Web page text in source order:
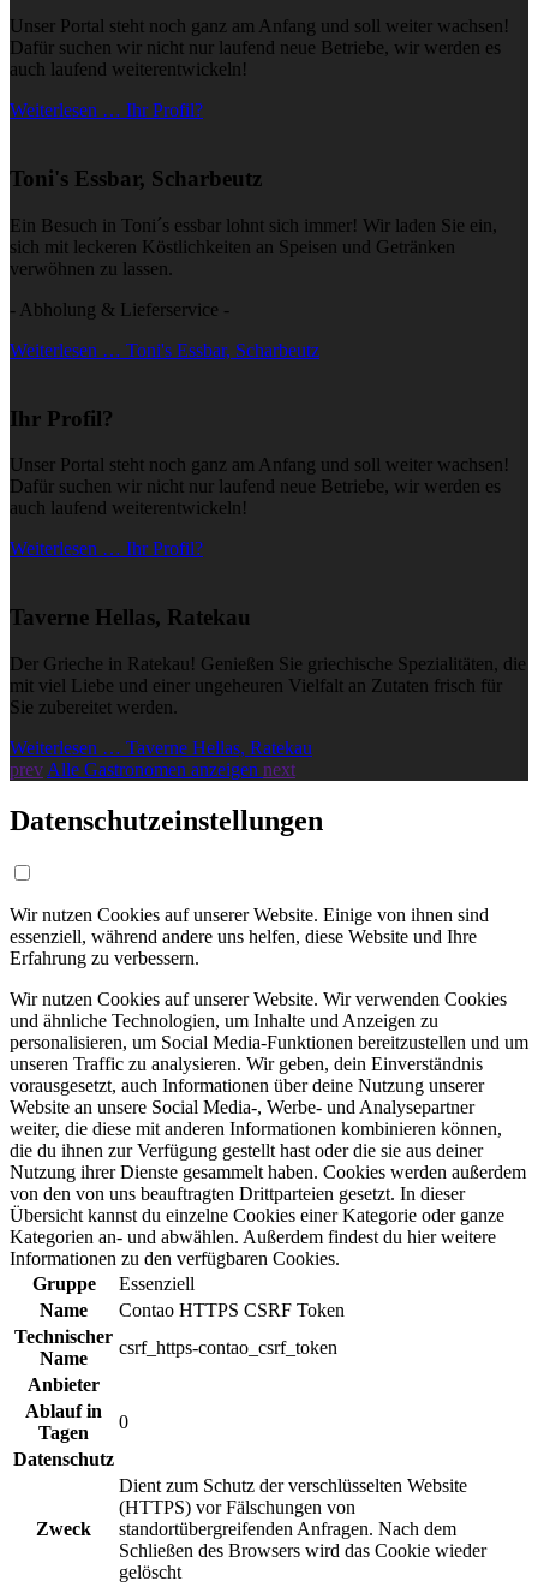
Unser Portal steht noch ganz am Anfang und soll weiter wachsen!
Dafür suchen wir nicht nur laufend neue Betriebe, wir werden es
auch laufend weiterentwickeln!
Weiterlesen … Ihr Profil?
Toni's Essbar, Scharbeutz
Ein Besuch in Toni´s essbar lohnt sich immer! Wir laden Sie ein,
sich mit leckeren Köstlichkeiten an Speisen und Getränken
verwöhnen zu lassen.
- Abholung & Lieferservice -
Weiterlesen … Toni's Essbar, Scharbeutz
Ihr Profil?
Unser Portal steht noch ganz am Anfang und soll weiter wachsen!
Dafür suchen wir nicht nur laufend neue Betriebe, wir werden es
auch laufend weiterentwickeln!
Weiterlesen … Ihr Profil?
Taverne Hellas, Ratekau
Der Grieche in Ratekau! Genießen Sie griechische Spezialitäten, die
mit viel Liebe und einer ungeheuren Vielfalt an Zutaten frisch für
Sie zubereitet werden.
Weiterlesen … Taverne Hellas, Ratekau
prev Alle Gastronomen anzeigen next
Datenschutzeinstellungen
Wir nutzen Cookies auf unserer Website. Einige von ihnen sind
essenziell, während andere uns helfen, diese Website und Ihre
Erfahrung zu verbessern.
Wir nutzen Cookies auf unserer Website. Wir verwenden Cookies
und ähnliche Technologien, um Inhalte und Anzeigen zu
personalisieren, um Social Media-Funktionen bereitzustellen und um
unseren Traffic zu analysieren. Wir geben, dein Einverständnis
vorausgesetzt, auch Informationen über deine Nutzung unserer
Website an unsere Social Media-, Werbe- und Analysepartner
weiter, die diese mit anderen Informationen kombinieren können,
die du ihnen zur Verfügung gestellt hast oder die sie aus deiner
Nutzung ihrer Dienste gesammelt haben. Cookies werden außerdem
von den von uns beauftragten Drittparteien gesetzt. In dieser
Übersicht kannst du einzelne Cookies einer Kategorie oder ganze
Kategorien an- und abwählen. Außerdem findest du hier weitere
Informationen zu den verfügbaren Cookies.
Gruppe
Essenziell
Name
Contao HTTPS CSRF Token
Technischer
Name
csrf_https-contao_csrf_token
Anbieter
Ablauf in
Tagen
0
Datenschutz
Zweck
Dient zum Schutz der verschlüsselten Website
(HTTPS) vor Fälschungen von
standortübergreifenden Anfragen. Nach dem
Schließen des Browsers wird das Cookie wieder
gelöscht